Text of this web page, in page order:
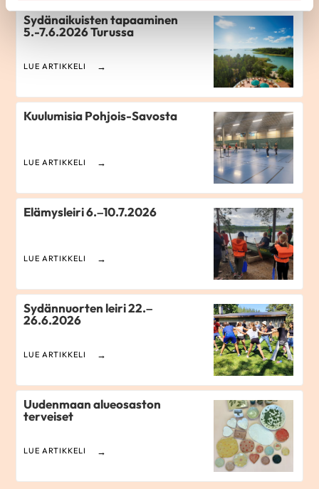
Sydänaikuisten tapaaminen
5.-7.6.2026 Turussa
LUE ARTIKKELI
Kuulumisia Pohjois-Savosta
LUE ARTIKKELI
Elämysleiri 6.–10.7.2026
LUE ARTIKKELI
Sydännuorten leiri 22.–
26.6.2026
LUE ARTIKKELI
Uudenmaan alueosaston
terveiset
LUE ARTIKKELI